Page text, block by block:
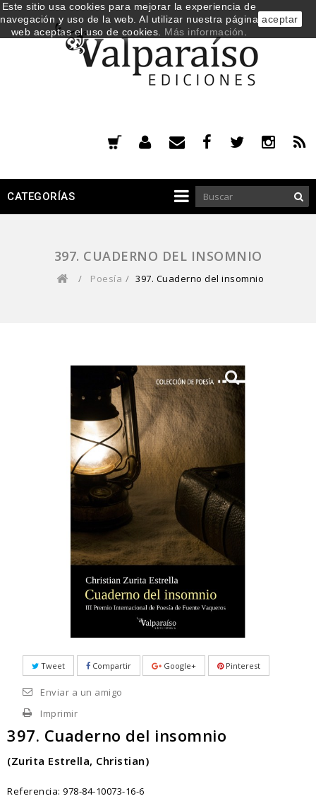
CATEGORÍAS
397. CUADERNO DEL INSOMNIO
/ Poesía / 397. Cuaderno del insomnio
Tweet Compartir Google+ Pinterest
Enviar a un amigo
Imprimir
397. Cuaderno del insomnio
(Zurita Estrella, Christian)
Referencia: 978-84-10073-16-6
Este sitio usa cookies para mejorar la experiencia de
navegación y uso de la web. Al utilizar nuestra página
web aceptas el uso de cookies. Más información
aceptar